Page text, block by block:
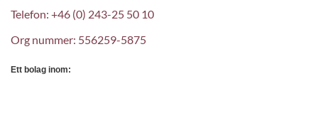
Telefon: +46 (0) 243-25 50 10
Org nummer: 556259-5875
Ett bolag inom: